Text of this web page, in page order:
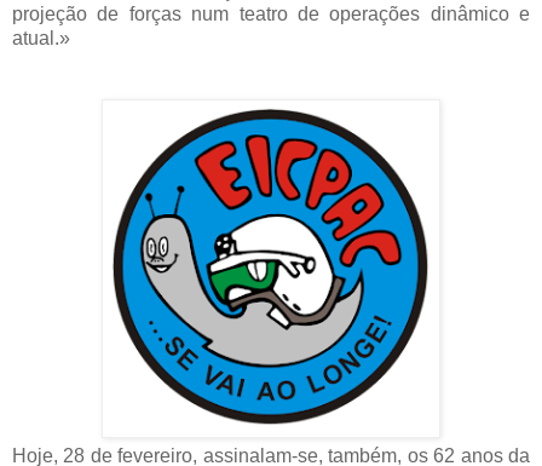
projeção de forças num teatro de operações dinâmico e
atual.»
Hoje, 28 de fevereiro, assinalam-se, também, os 62 anos da